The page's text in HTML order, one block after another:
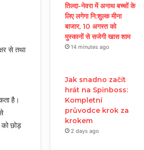
से तथा
है।
छोड़
तिल्दा-नेवरा में अनाथ बच्चों के
लिए लगेगा नि:शुल्क मीना
बाजार, 10 अगस्त को
मुस्कानों से सजेगी खास शाम
14 minutes ago
Jak snadno začít
hrát na Spinboss:
Kompletní
průvodce krok za
krokem
2 days ago